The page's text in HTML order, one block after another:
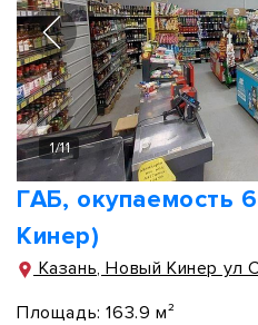
1/11
ГАБ, окупаемость
Кинер)
Казань, Новый Кинер ул
Площадь: 163.9 м²